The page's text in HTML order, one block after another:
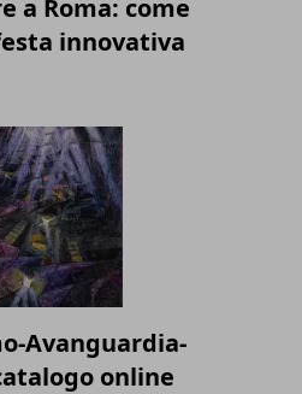
a Roma: come
innovativa
Avanguardia-
online